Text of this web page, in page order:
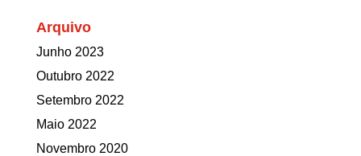
Arquivo
Junho 2023
Outubro 2022
Setembro 2022
Maio 2022
Novembro 2020